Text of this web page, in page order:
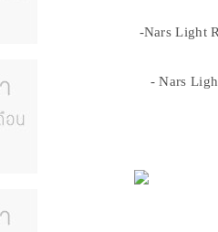
-Nars Light
- Nars